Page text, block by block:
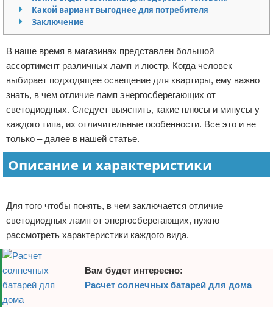
Домашний быт
Сантехника
Безопасность
Стройматериалы
Разное
Отказ от ответственности
Какой вариант выгоднее для потребителя
Заключение
В наше время в магазинах представлен большой
ассортимент различных ламп и люстр. Когда человек
выбирает подходящее освещение для квартиры, ему важно
знать, в чем отличие ламп энергосберегающих от
светодиодных. Следует выяснить, какие плюсы и минусы у
каждого типа, их отличительные особенности. Все это и не
только – далее в нашей статье.
Описание и характеристики
Для того чтобы понять, в чем заключается отличие
светодиодных ламп от энергосберегающих, нужно
рассмотреть характеристики каждого вида.
Вам будет интересно:
Расчет солнечных батарей для дома